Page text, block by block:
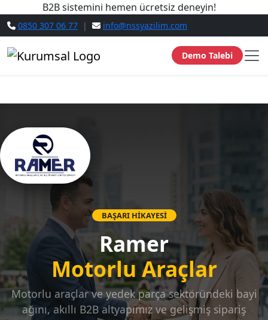
B2B sistemini hemen ücretsiz deneyin!
0850 307 06 77 | info@nssyazilim.com
Demo Talebi
BAŞARI HİKAYESİ
Ramer
Motorlu Araçlar
Motorlu araçlar ve yedek parça sektöründeki bayi
ağını, akıllı B2B altyapımız ve gelişmiş sipariş